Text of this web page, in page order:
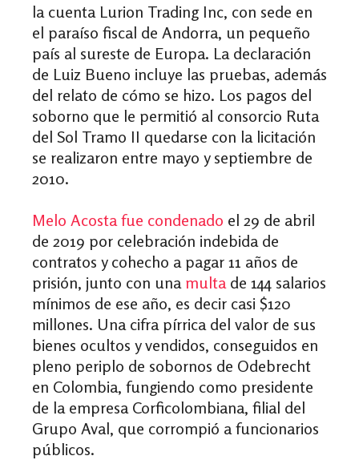
la cuenta Lurion Trading Inc, con sede en
el paraíso fiscal de Andorra, un pequeño
país al sureste de Europa. La declaración
de Luiz Bueno incluye las pruebas, además
del relato de cómo se hizo. Los pagos del
soborno que le permitió al consorcio Ruta
del Sol Tramo II quedarse con la licitación
se realizaron entre mayo y septiembre de
2010.
Melo Acosta fue condenado el 29 de abril
de 2019 por celebración indebida de
contratos y cohecho a pagar 11 años de
prisión, junto con una multa de 144 salarios
mínimos de ese año, es decir casi $120
millones. Una cifra pírrica del valor de sus
bienes ocultos y vendidos, conseguidos en
pleno periplo de sobornos de Odebrecht
en Colombia, fungiendo como presidente
de la empresa Corficolombiana, filial del
Grupo Aval, que corrompió a funcionarios
públicos.